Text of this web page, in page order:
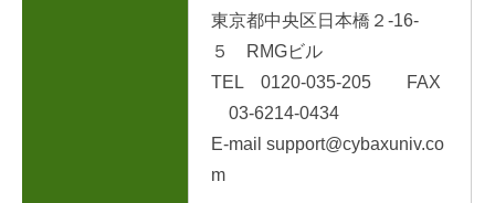
東京都中央区日本橋２-16-
５ RMGビル
TEL 0120-035-205 FAX
03-6214-0434
E-mail support@cybaxuniv.co
m